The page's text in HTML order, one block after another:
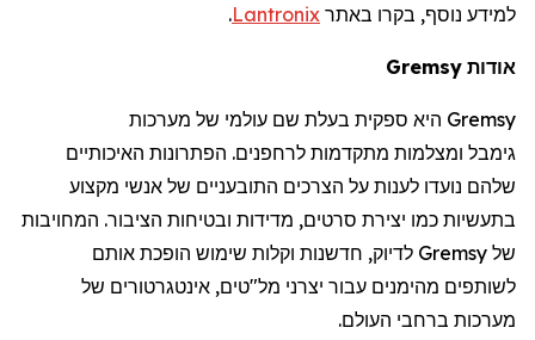
למידע נוסף, בקרו באתר Lantronix
.
אודות Gremsy
Gremsy היא ספקית בעלת שם עולמי של מערכות
גימבל ומצלמות מתקדמות לרחפנים. הפתרונות האיכותיים
שלהם נועדו לענות על הצרכים התובעניים של אנשי מקצוע
בתעשיות כמו יצירת סרטים, מדידות ובטיחות הציבור. המחויבות
של Gremsy לדיוק, חדשנות וקלות שימוש הופכת אותם
לשותפים מהימנים עבור יצרני מל"טים, אינטגרטורים של
מערכות ברחבי העולם.